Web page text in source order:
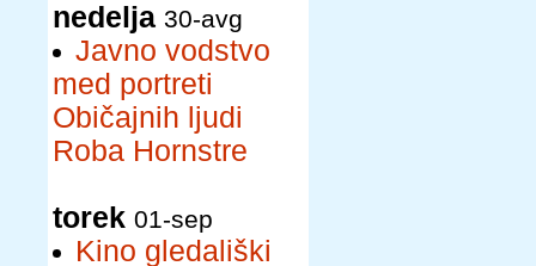
nedelja 30-avg
Javno vodstvo
med portreti
Običajnih ljudi
Roba Hornstre
torek 01-sep
Kino gledališki